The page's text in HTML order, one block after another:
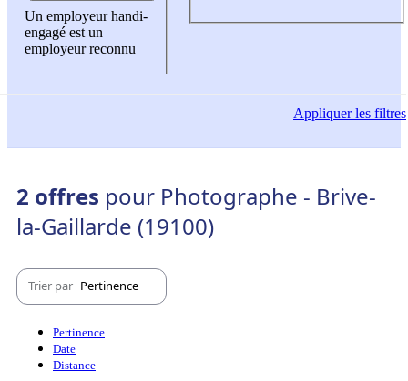
Un employeur handi-
engagé est un
employeur reconnu
Appliquerles filtres
2 offres pour Photographe - Brive-
la-Gaillarde (19100)
Trier par Pertinence
Pertinence
Date
Distance